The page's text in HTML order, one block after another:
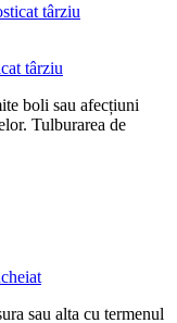
târziu
boli sau afecțiuni
Tulburarea de
sau alta cu termenul